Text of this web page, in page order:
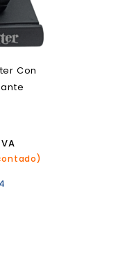
Con